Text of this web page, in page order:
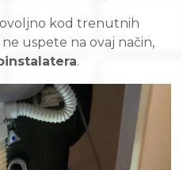
kod trenutnih
uspete na ovaj način,
.